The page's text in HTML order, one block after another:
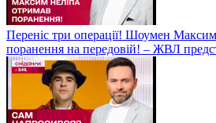
Переніс три операції! Шоумен
поранення на передовій! – ЖВЛ